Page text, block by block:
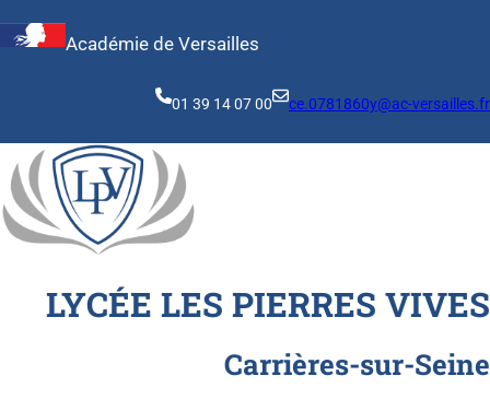
au
Académie de Versailles
01 39 14 07 00 ce.0781860y@ac-versailles.fr
LYCÉE LES PIERRES VIVES
Carrières-sur-Seine